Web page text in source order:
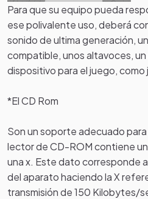
Para que su equipo pueda
ese polivalente uso, deberá
sonido de ultima generación,
compatible, unos altavoces,
dispositivo para el juego, como
*El CD Rom
Son un soporte adecuado
lector de CD-ROM contiene
una x. Este dato corresponde
del aparato haciendo la X
transmisión de 150 Kilobytes/